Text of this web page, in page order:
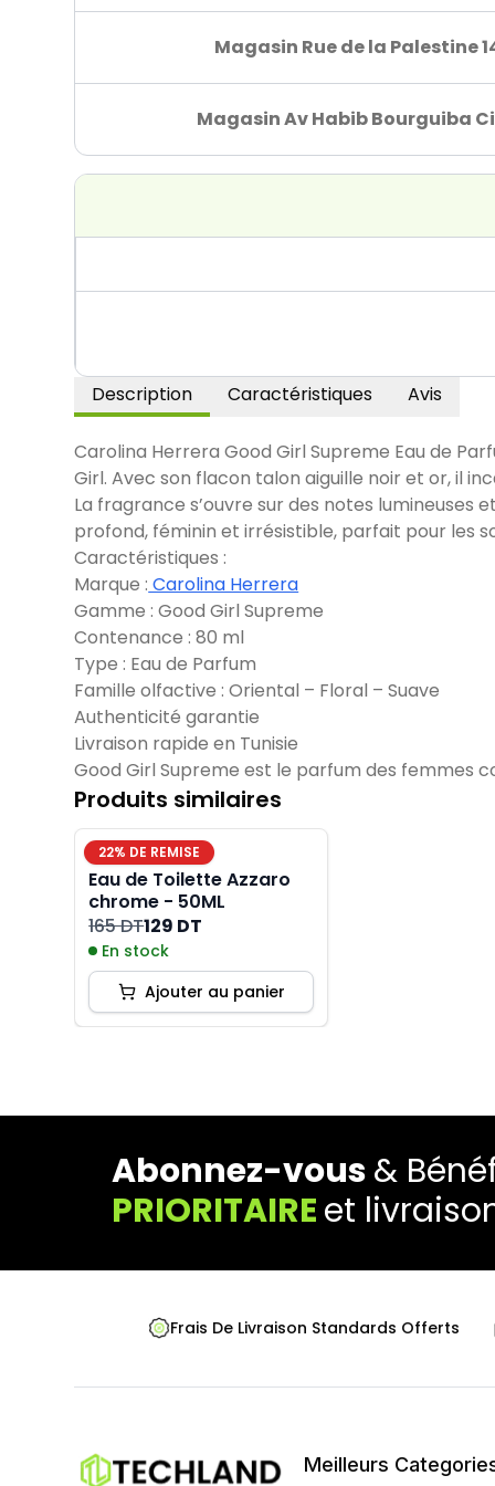
Magasin Rue de la Palestine
Magasin Av Habib Bourguiba
Description Caractéristiques Avis
Carolina Herrera Good Girl Supreme Eau de
Girl. Avec son flacon talon aiguille noir et or, il
La fragrance s’ouvre sur des notes lumineuses
profond, féminin et irrésistible, parfait pour les
Caractéristiques :
Marque : Carolina Herrera
Gamme : Good Girl Supreme
Contenance : 80 ml
Type : Eau de Parfum
Famille olfactive : Oriental – Floral – Suave
Authenticité garantie
Livraison rapide en Tunisie
Good Girl Supreme est le parfum des femmes
Produits similaires
22% DE REMISE
Eau de Toilette Azzaro
chrome - 50ML
165 DT129 DT
En stock
Ajouter au panier
Abonnez-vous&
PRIORITAIREet
Frais De Livraison Standards Offerts
Meilleurs